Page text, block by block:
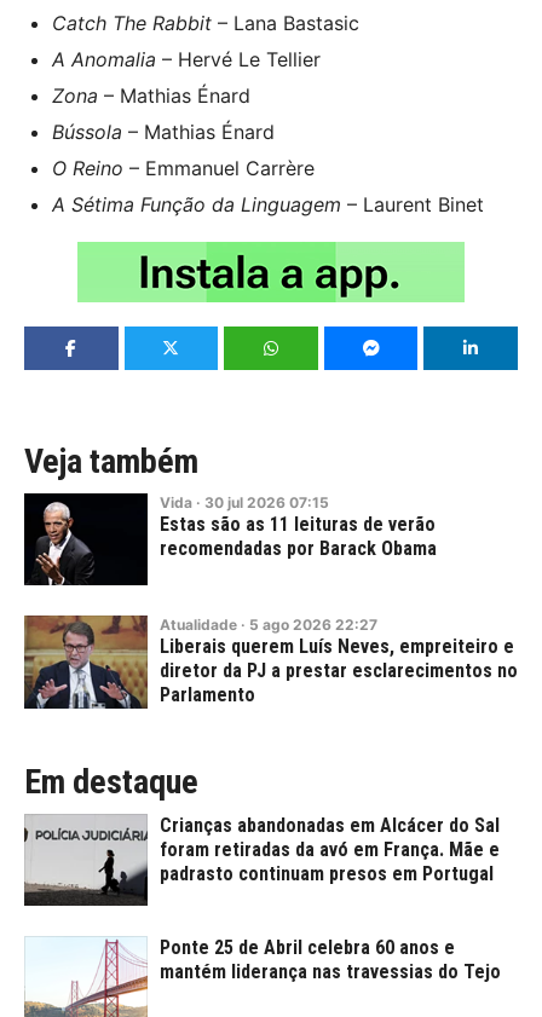
Catch The Rabbit– Lana Bastasic
A Anomalia– Hervé Le Tellier
Zona– Mathias Énard
Bússola– Mathias Énard
O Reino– Emmanuel Carrère
A Sétima Função da Linguagem– Laurent Binet
Veja também
Vida · 30 jul 2026 07:15
Estas são as 11 leituras de verão
recomendadas por Barack Obama
Atualidade · 5 ago 2026 22:27
Liberais querem Luís Neves, empreiteiro e
diretor da PJ a prestar esclarecimentos no
Parlamento
Em destaque
Crianças abandonadas em Alcácer do Sal
foram retiradas da avó em França. Mãe e
padrasto continuam presos em Portugal
Ponte 25 de Abril celebra 60 anos e
mantém liderança nas travessias do Tejo